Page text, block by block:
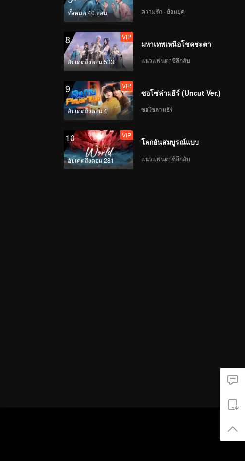
ทั้งหมด 40 ตอน ความรัก · ย้อนยุค
8
อัปเดตถึงตอน 533
VIP
มหาเทพเหนือโชคชะตา
แนวแฟนตาซีลึกลับ
9
อัปเดตถึงตอน 4
VIP
ซอโซ่ล่ามธีร์ (Uncut Ver.)
ซอโซ่ล่ามธีร์
10
อัปเดตถึงตอน 281
VIP
โลกอันสมบูรณ์แบบ
แนวแฟนตาซีลึกลับ